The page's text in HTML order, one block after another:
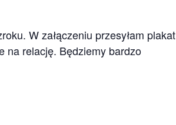
W załączeniu przesyłam plakat
na relację. Będziemy bardzo